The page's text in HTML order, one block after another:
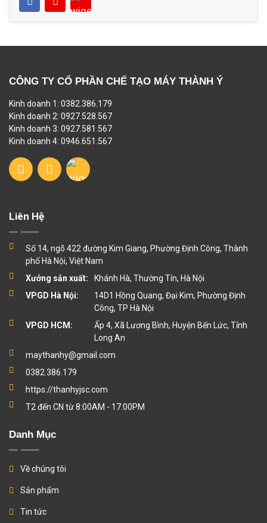
CÔNG TY CỔ PHẦN CHẾ TẠO MÁY THÀNH Ý
Kinh doanh 1: 0382.386.179
Kinh doanh 2: 0927.528.567
Kinh doanh 3: 0927.581.567
Kinh doanh 4: 0946.651.567
Liên Hệ
Số 14, ngõ 422 đường Kim Giang, Phường Định Công, Thành
phố Hà Nội, Việt Nam
Xưởng sản xuất:
Khánh Hà, Thường Tín, Hà Nội
VPGD Hà Nội:
14D1 Hồng Quang, Đại Kim, Phường Định
Công, TP Hà Nội
VPGD HCM:
Ấp 4, Xã Lương Bình, Huyện Bến Lức, Tỉnh
Long An
maythanhy@gmail.com
0382.386.179
https://thanhyjsc.com
T2 đến CN từ 8:00AM - 17:00PM
Danh Mục
Về chúng tôi
Sản phẩm
Tin tức